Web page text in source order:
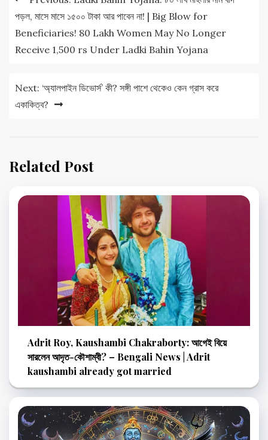
navigation
পড়ল, মাসে মাসে ১৫০০ টাকা আর পাবেন না! | Big Blow for
Beneficiaries! 80 Lakh Women May No Longer
Receive 1,500 rs Under Ladki Bahin Yojana
Next: ‘অ্যালপাইন ডিভোর্স’ কী? সঙ্গী পাশে থেকেও কেন গ্রাস করে
একাকিত্ব?
Related Post
Adrit Roy, Kaushambi Chakraborty: আগেই বিয়ে
সারলেন আদৃত-কৌশাম্বী? – Bengali News | Adrit
kaushambi already got married